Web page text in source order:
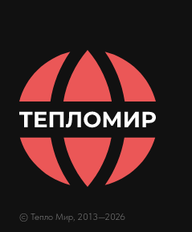
© Тепло Мир, 2013—2026